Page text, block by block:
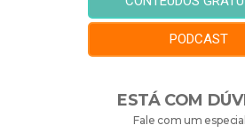
PODCAST
ESTÁ COM
Fale com um